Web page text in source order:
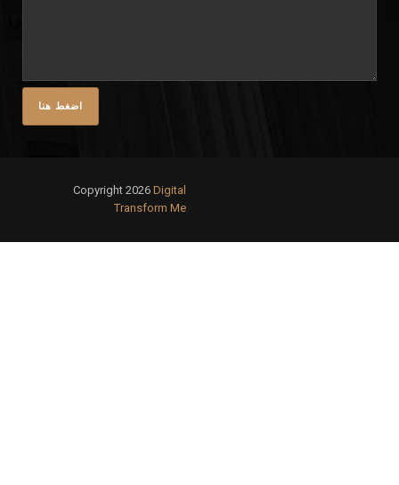
Copyright 2026 Digital
Transform Me